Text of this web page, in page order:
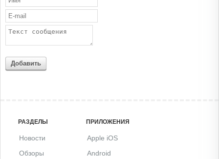
Добавить
РАЗДЕЛЫ
Новости
Обзоры
ПРИЛОЖЕНИЯ
Apple iOS
Android